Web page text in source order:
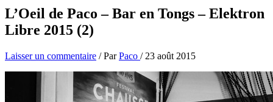
L’Oeil de Paco – Bar en Tongs – Elektron
Libre 2015 (2)
Laisser un commentaire / ParPaco / 23 août 2015